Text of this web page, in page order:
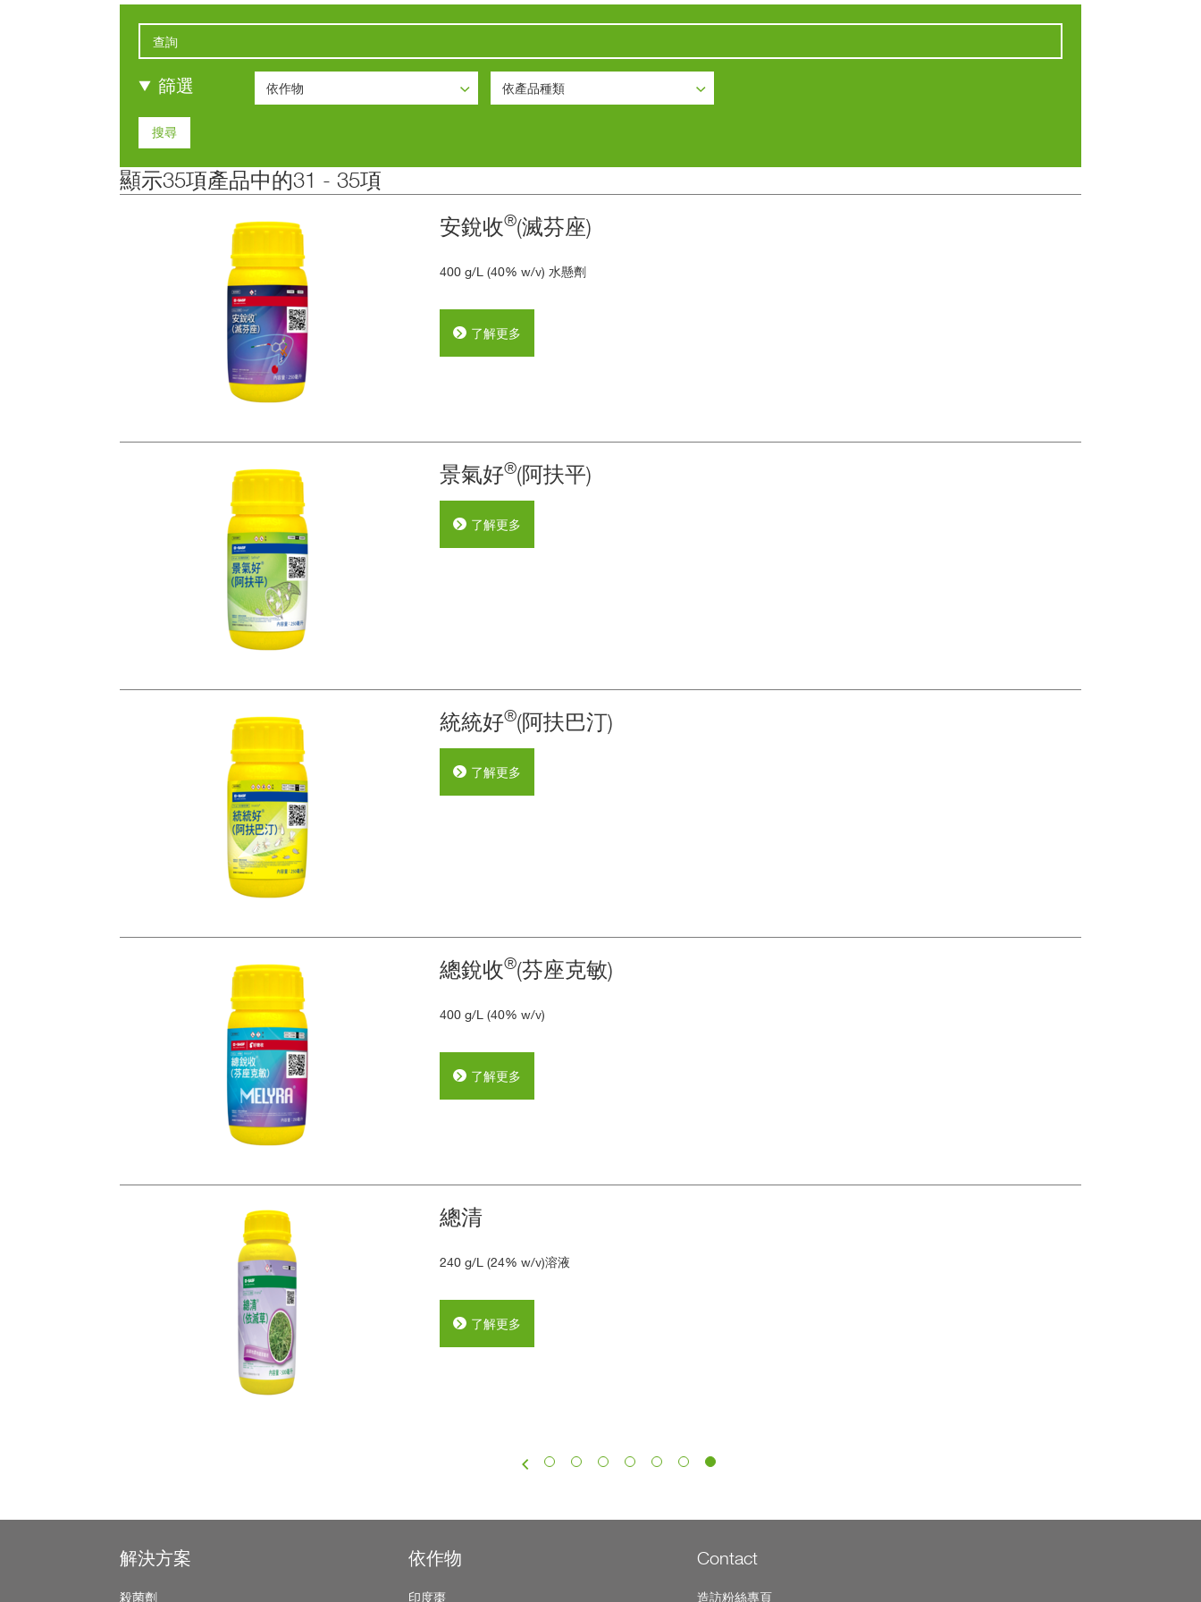
篩選 依作物
印度棗
瓜果類
瓜菜類
芒果
茄科果菜類
茶
依產品種類
殺蟲劑
除草劑
顯示35項產品中的31 - 35項
安銳收®(滅芬座)
400 g/L (40% w/v) 水懸劑
了解更多
景氣好®(阿扶平)
了解更多
統統好®(阿扶巴汀)
了解更多
總銳收®(芬座克敏)
400 g/L (40% w/v)
了解更多
總清
240 g/L (24% w/v)溶液
了解更多
Footer
解決方案
殺菌劑
依作物
印度棗
Contact
造訪粉絲專頁